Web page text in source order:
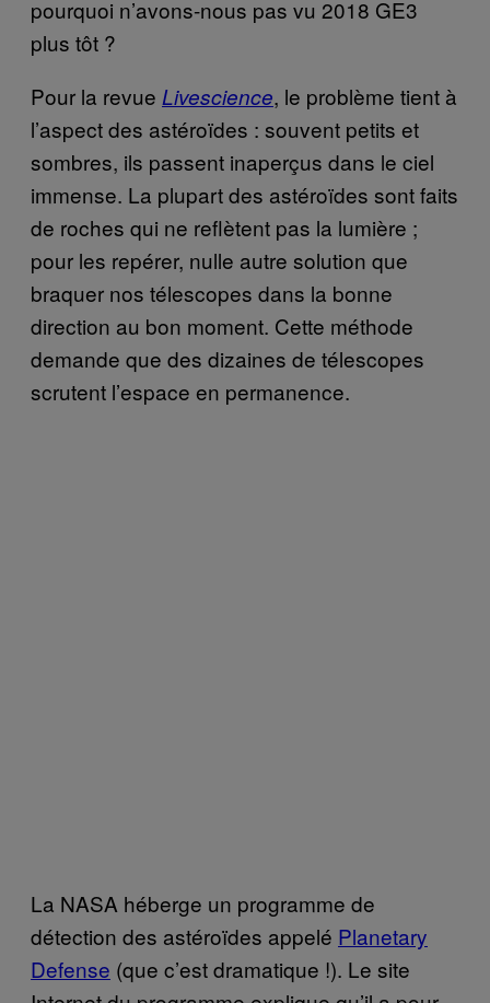
pourquoi n’avons-nous pas vu 2018 GE3
plus tôt ?
Pour la revue Livescience, le problème tient à
l’aspect des astéroïdes : souvent petits et
sombres, ils passent inaperçus dans le ciel
immense. La plupart des astéroïdes sont faits
de roches qui ne reflètent pas la lumière ;
pour les repérer, nulle autre solution que
braquer nos télescopes dans la bonne
direction au bon moment. Cette méthode
demande que des dizaines de télescopes
scrutent l’espace en permanence.
La NASA héberge un programme de
détection des astéroïdes appelé Planetary
Defense (que c’est dramatique !). Le site